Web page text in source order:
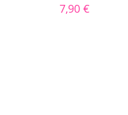
7,90€